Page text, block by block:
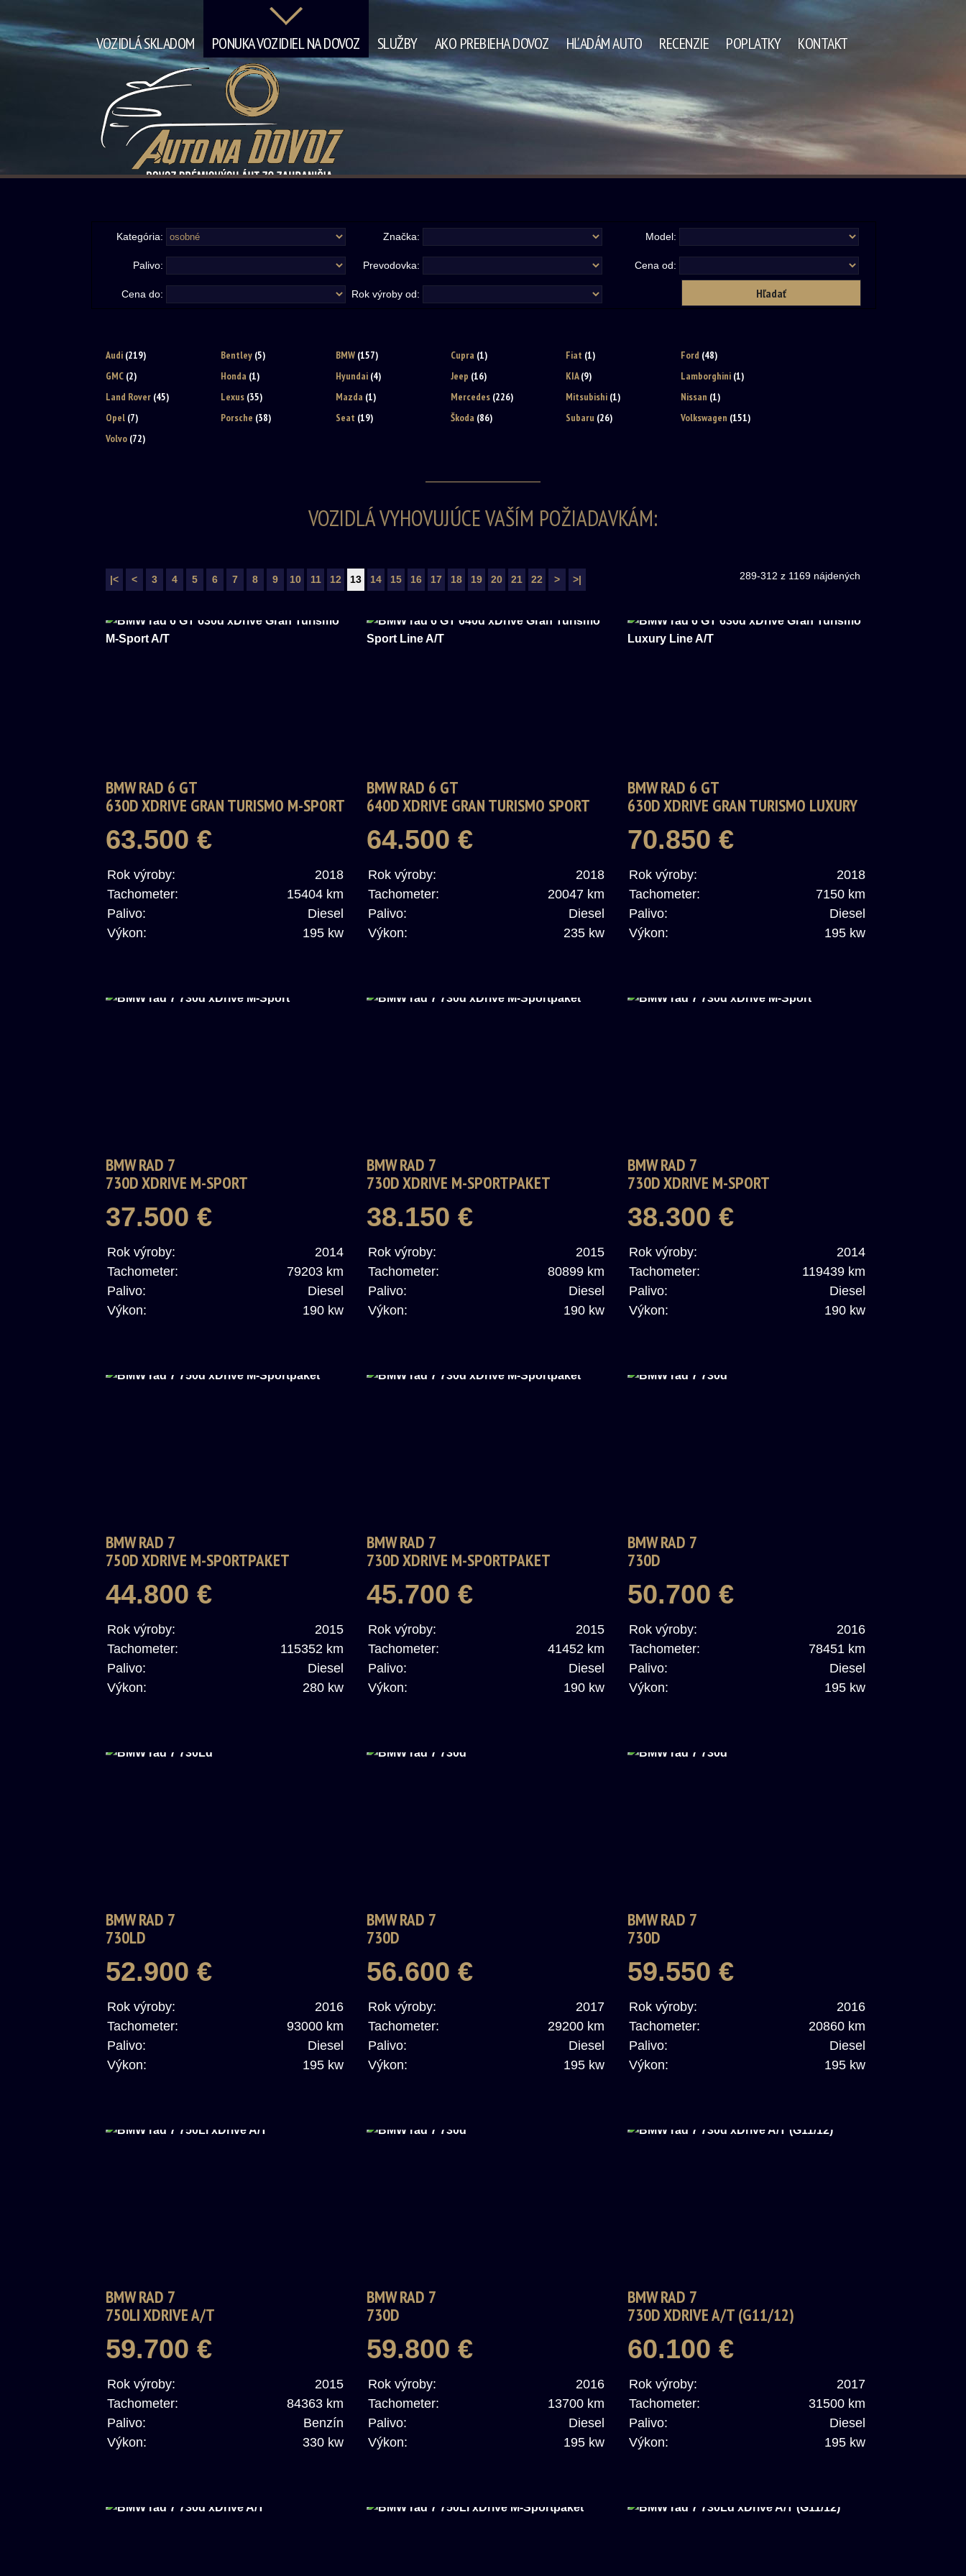
VOZIDLÁ SKLADOM PONUKA VOZIDIEL NA DOVOZ SLUŽBY AKO PREBIEHA DOVOZ HĽADÁM AUTO RECENZIE POPLATKY KONTAKT
Kategória: Značka: Model:
Palivo: Prevodovka: Cena od:
Cena do: Rok výroby od:
Audi (219) Bentley (5) BMW (157) Cupra (1) Fiat (1) Ford (48)
GMC (2) Honda (1) Hyundai (4) Jeep (16) KIA(9) Lamborghini (1)
Land Rover (45) Lexus (35) Mazda (1) Mercedes (226) Mitsubishi (1) Nissan (1)
Opel (7) Porsche (38) Seat (19) Škoda (86) Subaru (26) Volkswagen (151)
Volvo (72)
VOZIDLÁ VYHOVUJÚCE VAŠÍM POŽIADAVKÁM:
289-312 z 1169 nájdených
|< < 3 4 5 6 7 8 9 10 11 12 13 14 15 16 17 18 19 20 21 22 > >|
BMW RAD 6 GT
630D XDRIVE GRAN TURISMO M-SPORT
63.500 €
Rok výroby:
2018
Tachometer:
15404 km
Palivo:
Diesel
Výkon:
195 kw
BMW RAD 6 GT
640D XDRIVE GRAN TURISMO SPORT
64.500 €
Rok výroby:
2018
Tachometer:
20047 km
Palivo:
Diesel
Výkon:
235 kw
BMW RAD 6 GT
630D XDRIVE GRAN TURISMO LUXURY
70.850 €
Rok výroby:
2018
Tachometer:
7150 km
Palivo:
Diesel
Výkon:
195 kw
BMW RAD 7
730D XDRIVE M-SPORT
37.500 €
Rok výroby:
2014
Tachometer:
79203 km
Palivo:
Diesel
Výkon:
190 kw
BMW RAD 7
730D XDRIVE M-SPORTPAKET
38.150 €
Rok výroby:
2015
Tachometer:
80899 km
Palivo:
Diesel
Výkon:
190 kw
BMW RAD 7
730D XDRIVE M-SPORT
38.300 €
Rok výroby:
2014
Tachometer:
119439 km
Palivo:
Diesel
Výkon:
190 kw
BMW RAD 7
750D XDRIVE M-SPORTPAKET
44.800 €
Rok výroby:
2015
Tachometer:
115352 km
Palivo:
Diesel
Výkon:
280 kw
BMW RAD 7
730D XDRIVE M-SPORTPAKET
45.700 €
Rok výroby:
2015
Tachometer:
41452 km
Palivo:
Diesel
Výkon:
190 kw
BMW RAD 7
730D
50.700 €
Rok výroby:
2016
Tachometer:
78451 km
Palivo:
Diesel
Výkon:
195 kw
BMW RAD 7
730LD
52.900 €
Rok výroby:
2016
Tachometer:
93000 km
Palivo:
Diesel
Výkon:
195 kw
BMW RAD 7
730D
56.600 €
Rok výroby:
2017
Tachometer:
29200 km
Palivo:
Diesel
Výkon:
195 kw
BMW RAD 7
730D
59.550 €
Rok výroby:
2016
Tachometer:
20860 km
Palivo:
Diesel
Výkon:
195 kw
BMW RAD 7
750LI XDRIVE A/T
59.700 €
Rok výroby:
2015
Tachometer:
84363 km
Palivo:
Benzín
Výkon:
330 kw
BMW RAD 7
730D
59.800 €
Rok výroby:
2016
Tachometer:
13700 km
Palivo:
Diesel
Výkon:
195 kw
BMW RAD 7
730D XDRIVE A/T (G11/12)
60.100 €
Rok výroby:
2017
Tachometer:
31500 km
Palivo:
Diesel
Výkon:
195 kw